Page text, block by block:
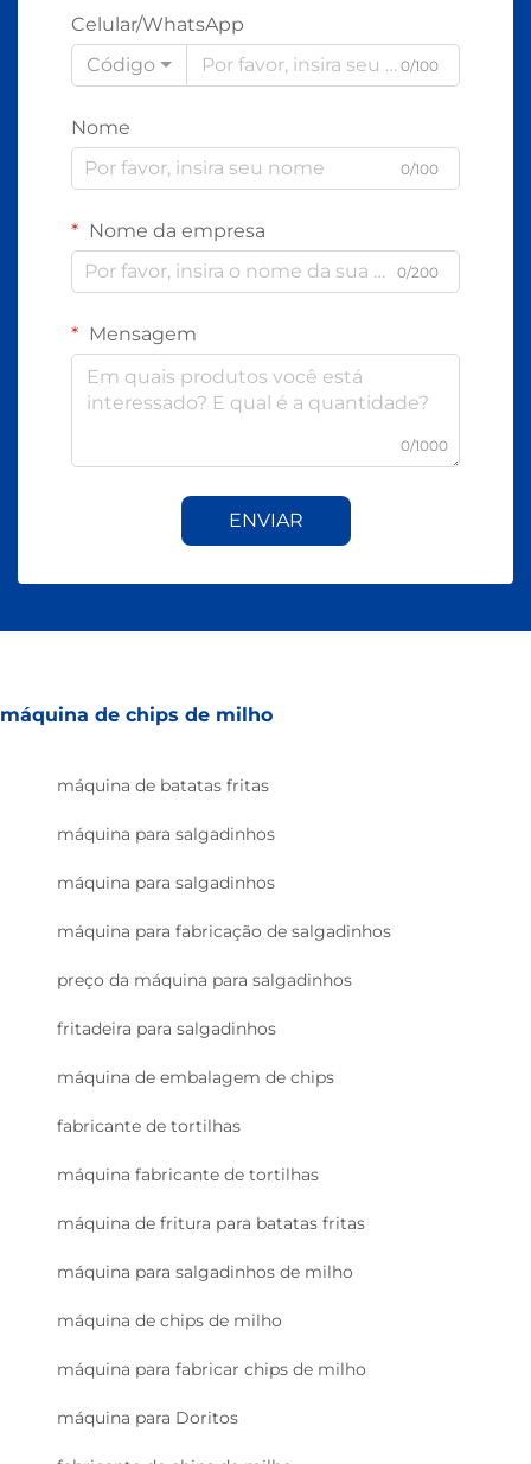
Celular/WhatsApp
Código
0/100
Nome
0/100
Nome da empresa
0/200
Mensagem
0/1000
ENVIAR
máquina de chips de milho
máquina de batatas fritas
máquina para salgadinhos
máquina para salgadinhos
máquina para fabricação de salgadinhos
preço da máquina para salgadinhos
fritadeira para salgadinhos
máquina de embalagem de chips
fabricante de tortilhas
máquina fabricante de tortilhas
máquina de fritura para batatas fritas
máquina para salgadinhos de milho
máquina de chips de milho
máquina para fabricar chips de milho
máquina para Doritos